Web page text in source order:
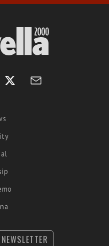
NEWSLETTER